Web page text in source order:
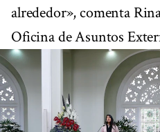
alrededor», comenta
Oficina de Asuntos